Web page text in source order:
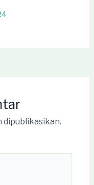
dipublikasikan.